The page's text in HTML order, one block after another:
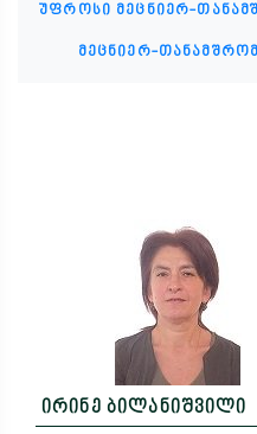
უფროსი მეცნიერ-
მეცნიერ-
ირინე ბილანიშვილი